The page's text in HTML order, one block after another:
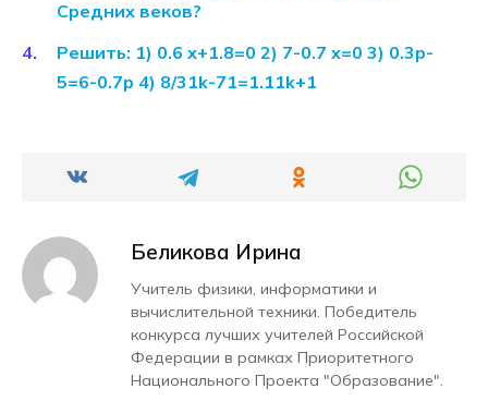
Средних веков?
Решить: 1) 0.6 х+1.8=0 2) 7-0.7 х=0 3) 0.3p-
5=6-0.7p 4) 8/31k-71=1.11k+1
Беликова Ирина
Учитель физики, информатики и
вычислительной техники. Победитель
конкурса лучших учителей Российской
Федерации в рамках Приоритетного
Национального Проекта "Образование".